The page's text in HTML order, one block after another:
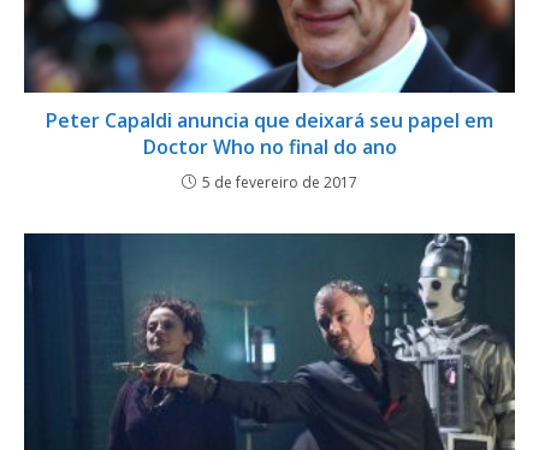
Peter Capaldi anuncia que deixará seu papel em
Doctor Who no final do ano
5 de fevereiro de 2017